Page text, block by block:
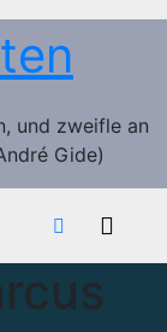
und zweifle an
Gide)